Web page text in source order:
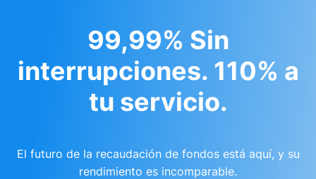
99,99% Sin
interrupciones. 110% a
tu servicio.
El futuro de la recaudación de fondos está aquí, y su
rendimiento es incomparable.